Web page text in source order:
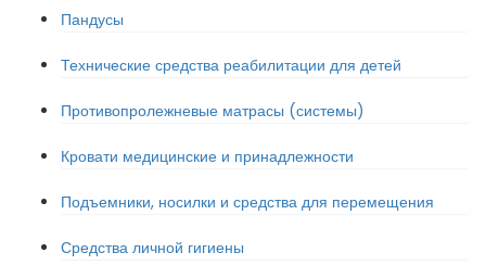
Пандусы
Технические средства реабилитации для детей
Противопролежневые матрасы (системы)
Кровати медицинские и принадлежности
Подъемники, носилки и средства для перемещения
Средства личной гигиены